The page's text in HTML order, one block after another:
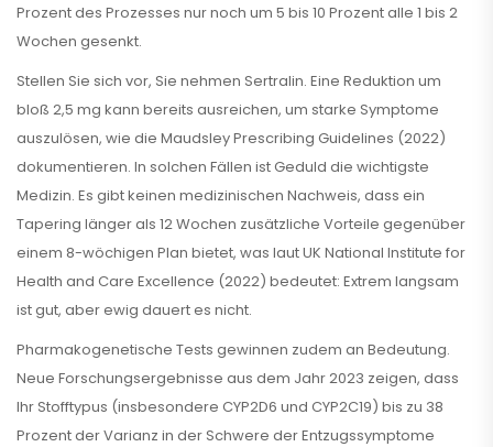
Prozent des Prozesses nur noch um 5 bis 10 Prozent alle 1 bis 2
Wochen gesenkt.
Stellen Sie sich vor, Sie nehmen Sertralin. Eine Reduktion um
bloß 2,5 mg kann bereits ausreichen, um starke Symptome
auszulösen, wie die Maudsley Prescribing Guidelines (2022)
dokumentieren. In solchen Fällen ist Geduld die wichtigste
Medizin. Es gibt keinen medizinischen Nachweis, dass ein
Tapering länger als 12 Wochen zusätzliche Vorteile gegenüber
einem 8-wöchigen Plan bietet, was laut UK National Institute for
Health and Care Excellence (2022) bedeutet: Extrem langsam
ist gut, aber ewig dauert es nicht.
Pharmakogenetische Tests gewinnen zudem an Bedeutung.
Neue Forschungsergebnisse aus dem Jahr 2023 zeigen, dass
Ihr Stofftypus (insbesondere CYP2D6 und CYP2C19) bis zu 38
Prozent der Varianz in der Schwere der Entzugssymptome